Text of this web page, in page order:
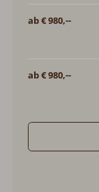
ab € 980,--
ab € 980,--